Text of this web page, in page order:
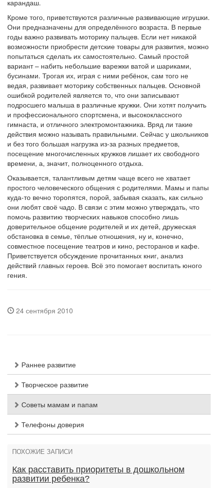
карандаш.
Кроме того, приветствуются различные развивающие игрушки.
Они предназначены для определённого возраста. В первые
годы важно развивать моторику пальцев. Если нет никакой
возможности приобрести детские товары для развития, можно
попытаться сделать их самостоятельно. Самый простой
вариант – набить небольшие варежки ватой и шариками,
бусинами. Трогая их, играя с ними ребёнок, сам того не
ведая, развивает моторику собственных пальцев. Основной
ошибкой родителей является то, что они записывают
подросшего малыша в различные кружки. Они хотят получить
и профессионального спортсмена, и высококлассного
гимнаста, и отличного электромонтажника. Вряд ли такие
действия можно называть правильными. Сейчас у школьников
и без того большая нагрузка из-за разных предметов,
посещение многочисленных кружков лишает их свободного
времени, а, значит, полноценного отдыха.
Оказывается, талантливым детям чаще всего не хватает
простого человеческого общения с родителями. Мамы и папы
куда-то вечно торопятся, порой, забывая сказать, как сильно
они любят своё чадо. В связи с этим можно утверждать, что
помочь развитию творческих навыков способно лишь
доверительное общение родителей и их детей, дружеская
обстановка в семье, тёплые отношения, ну и, конечно,
совместное посещение театров и кино, ресторанов и кафе.
Приветствуется обсуждение прочитанных книг, анализ
действий главных героев. Всё это помогает воспитать юного
гения.
24 сентября 2010
Раннее развитие
Творческое развитие
Советы мамам и папам
Телефоны доверия
ПОХОЖИЕ ЗАПИСИ
Как расставить приоритеты в дошкольном
развитии ребенка?